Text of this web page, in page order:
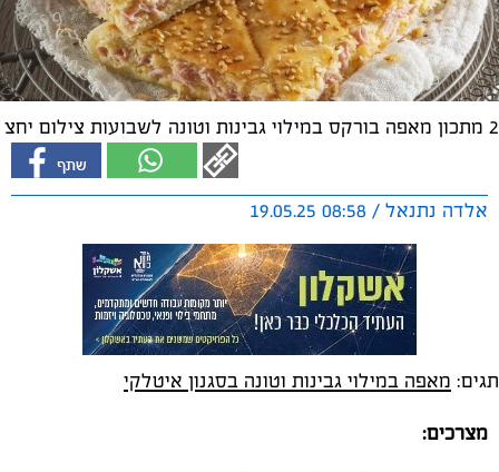
2 מתכון מאפה בורקס במילוי גבינות וטונה לשבועות צילום יחצ
אלדה נתנאל / 08:58 19.05.25
תגים: מאפה במילוי גבינות וטונה בסגנון איטלקי
מצרכים: